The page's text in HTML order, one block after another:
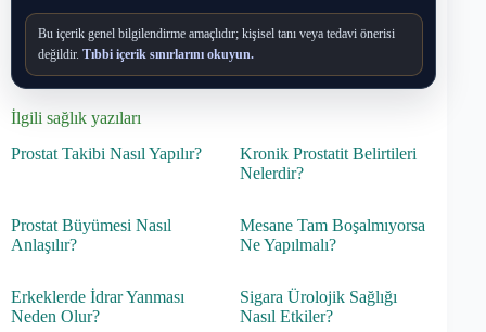
Bu içerik genel bilgilendirme amaçlıdır; kişisel tanı veya tedavi önerisi
değildir. Tıbbi içerik sınırlarını okuyun.
İlgili sağlık yazıları
Prostat Takibi Nasıl Yapılır?
Kronik Prostatit Belirtileri
Nelerdir?
Prostat Büyümesi Nasıl
Anlaşılır?
Mesane Tam Boşalmıyorsa
Ne Yapılmalı?
Erkeklerde İdrar Yanması
Neden Olur?
Sigara Ürolojik Sağlığı
Nasıl Etkiler?